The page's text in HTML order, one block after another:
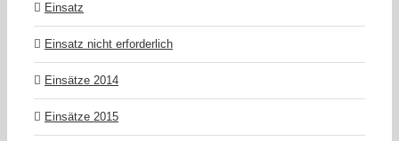
Einsatz
Einsatz nicht erforderlich
Einsätze 2014
Einsätze 2015